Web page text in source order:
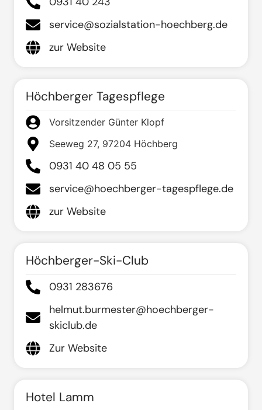
service@sozialstation-hoechberg.de
zur Website
Höchberger Tagespflege
Vorsitzender Günter Klopf
Seeweg 27, 97204 Höchberg
0931 40 48 05 55
service@hoechberger-tagespflege.de
zur Website
Höchberger-Ski-Club
0931 283676
helmut.burmester@hoechberger-
skiclub.de
Zur Website
Hotel Lamm